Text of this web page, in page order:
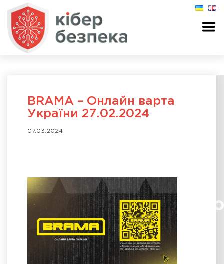
BRAMA – Онлайн варта
України 27.02.2024
07.03.2024